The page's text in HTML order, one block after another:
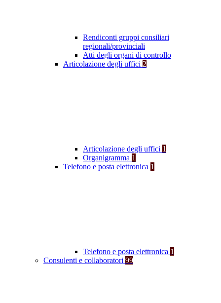
Rendiconti gruppi consiliari
regionali/provinciali
Atti degli organi di controllo
Articolazione degli uffici 2
Articolazione degli uffici 1
Organigramma 1
Telefono e posta elettronica 1
Telefono e posta elettronica 1
Consulenti e collaboratori 99